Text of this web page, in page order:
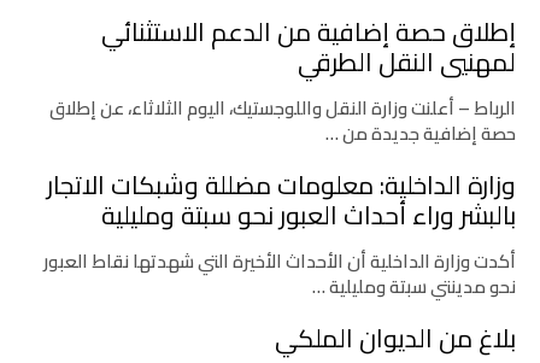
إطلاق حصة إضافية من الدعم الاستثنائي
لمهنيي النقل الطرقي
الرباط – أعلنت وزارة النقل واللوجستيك، اليوم الثلاثاء، عن إطلاق
حصة إضافية جديدة من …
وزارة الداخلية: معلومات مضللة وشبكات الاتجار
بالبشر وراء أحداث العبور نحو سبتة ومليلية
أكدت وزارة الداخلية أن الأحداث الأخيرة التي شهدتها نقاط العبور
نحو مدينتي سبتة ومليلية …
بلاغ من الديوان الملكي